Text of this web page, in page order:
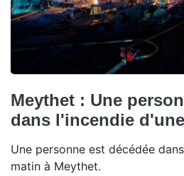
Meythet : Une
dans l'incendie
Une personne est décédée
matin à Meythet.